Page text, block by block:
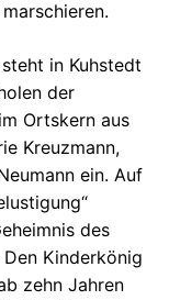
in Kuhstedt
der
Ortskern aus
Kreuzmann,
ein. Auf
des
Kinderkönig
zehn Jahren